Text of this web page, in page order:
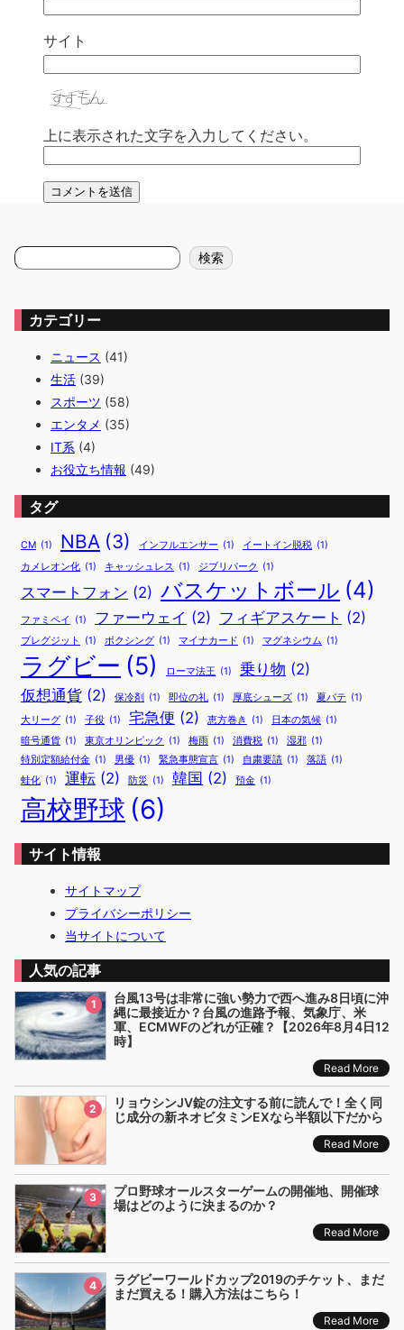
サイト
上に表示された文字を入力してください。
検
索
検索
カテゴリー
ニュース (41)
生活 (39)
スポーツ (58)
エンタメ (35)
IT系 (4)
お役立ち情報 (49)
タグ
CM (1) NBA (3) インフルエンサー (1) イートイン脱税 (1)
カメレオン化 (1) キャッシュレス (1) ジブリパーク (1)
スマートフォン (2) バスケットボール (4)
ファミペイ (1) ファーウェイ (2) フィギアスケート (2)
ブレグジット (1) ボクシング (1) マイナカード (1) マグネシウム (1)
ラグビー (5) ローマ法王 (1) 乗り物 (2)
仮想通貨 (2) 保冷剤 (1) 即位の礼 (1) 厚底シューズ (1) 夏バテ (1)
大リーグ (1) 子役 (1) 宅急便 (2) 恵方巻き (1) 日本の気候 (1)
暗号通貨 (1) 東京オリンピック (1) 梅雨 (1) 消費税 (1) 湿邪 (1)
特別定額給付金 (1) 男優 (1) 緊急事態宣言 (1) 自粛要請 (1) 落語 (1)
蛙化 (1) 運転 (2) 防災 (1) 韓国 (2) 預金 (1)
高校野球 (6)
サイト情報
サイトマップ
プライバシーポリシー
当サイトについて
人気の記事
1
台風13号は非常に強い勢力で西へ進み8日頃に沖
縄に最接近か？台風の進路予報、気象庁、米
軍、ECMWFのどれが正確？【2026年8月4日12
時】
Read More
2
リョウシンJV錠の注文する前に読んで！全く同
じ成分の新ネオビタミンEXなら半額以下だから
Read More
3
プロ野球オールスターゲームの開催地、開催球
場はどのように決まるのか？
Read More
4
ラグビーワールドカップ2019のチケット、まだ
まだ買える！購入方法はこちら！
Read More